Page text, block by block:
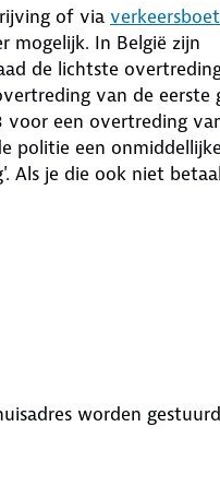
of via
mogelijk. In België zijn
de lichtste
van de eerste
voor een overtreding
politie een
Als je die ook niet
worden